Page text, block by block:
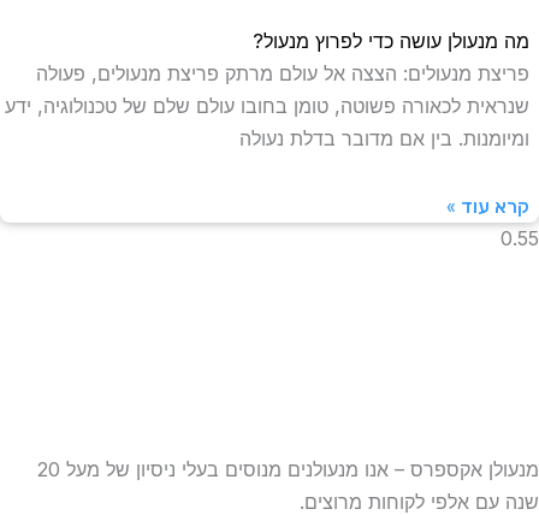
מנעולן עושה כדי לפרוץ מנעול?
מנעולים: הצצה אל עולם מרתק פריצת מנעולים, פעולה
לכאורה פשוטה, טומן בחובו עולם שלם של טכנולוגיה, ידע
בין אם מדובר בדלת נעולה
עוד »
מנעולן אקספרס – אנו מנעולנים מנוסים בעלי ניסיון של מעל 20
עם אלפי לקוחות מרוצים.